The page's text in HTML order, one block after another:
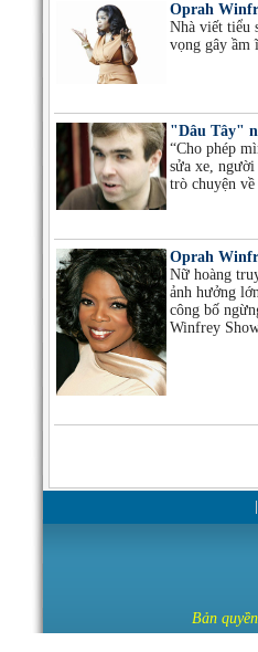
Oprah
Nhà viết tiểu
vọng gây ầm
"Dâu Tây"
“Cho phép
sửa xe,
trò chuyện
Oprah
Nữ hoàng
ảnh hưởng
công bố
Winfrey
Bản